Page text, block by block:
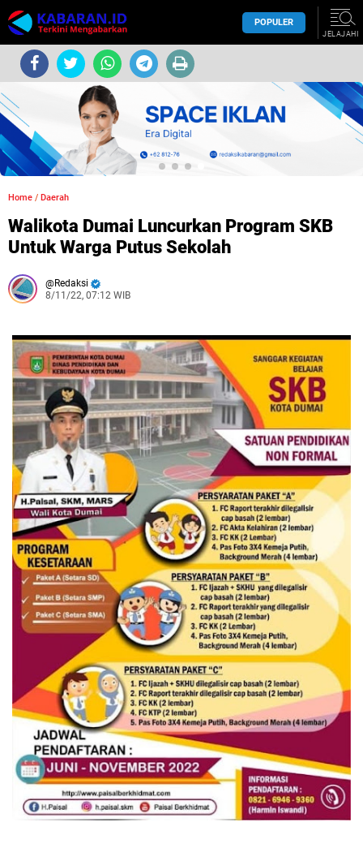
POPULER
JELAJAHI
Home / Daerah
Walikota Dumai Luncurkan Program SKB
Untuk Warga Putus Sekolah
Redaksi
8/11/22, 07:12 WIB